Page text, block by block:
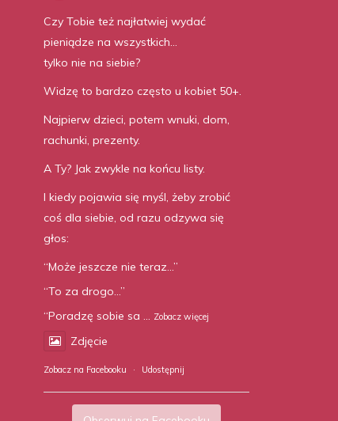
Czy Tobie też najłatwiej wydać
pieniądze na wszystkich…
tylko nie na siebie?
Widzę to bardzo często u kobiet 50+.
Najpierw dzieci, potem wnuki, dom,
rachunki, prezenty.
A Ty? Jak zwykle na końcu listy.
I kiedy pojawia się myśl, żeby zrobić
coś dla siebie, od razu odzywa się
głos:
“Może jeszcze nie teraz…”
“To za drogo…”
“Poradzę sobie sa ... Zobacz więcej
Zdjęcie
Zobacz na Facebooku · Udostępnij